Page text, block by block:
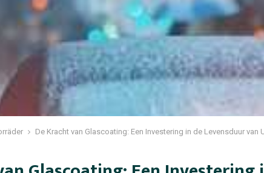
De Kracht van Glascoating: Een Investering in de Levensduur van